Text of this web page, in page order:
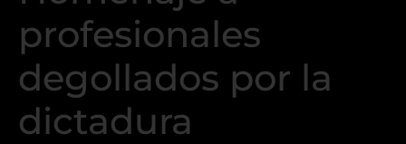
profesionales
degollados por la
dictadura